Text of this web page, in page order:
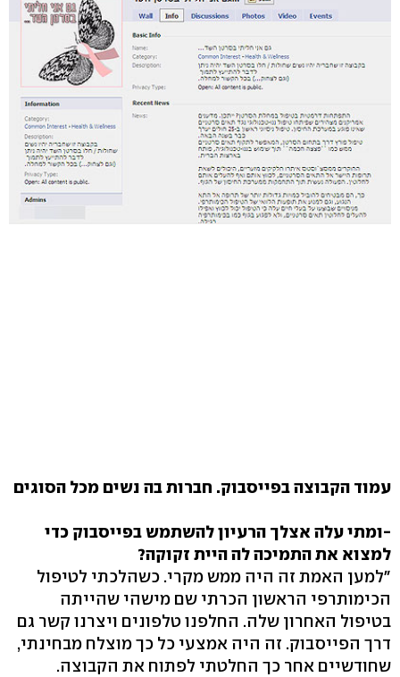
עמוד הקבוצה בפייסבוק. חברות בה נשים מכל הסוגים
-ומתי עלה אצלך הרעיון להשתמש בפייסבוק כדי
למצוא את התמיכה לה היית זקוקה?
"למען האמת זה היה ממש מקרי. כשהלכתי לטיפול
הכימותרפי הראשון הכרתי שם מישהי שהייתה
בטיפול האחרון שלה. החלפנו טלפונים ויצרנו קשר גם
דרך הפייסבוק. זה היה אמצעי כל כך מוצלח מבחינתי,
שחודשיים אחר כך החלטתי לפתוח את הקבוצה.